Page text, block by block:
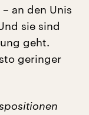
an den Unis
sie sind
geht.
geringer